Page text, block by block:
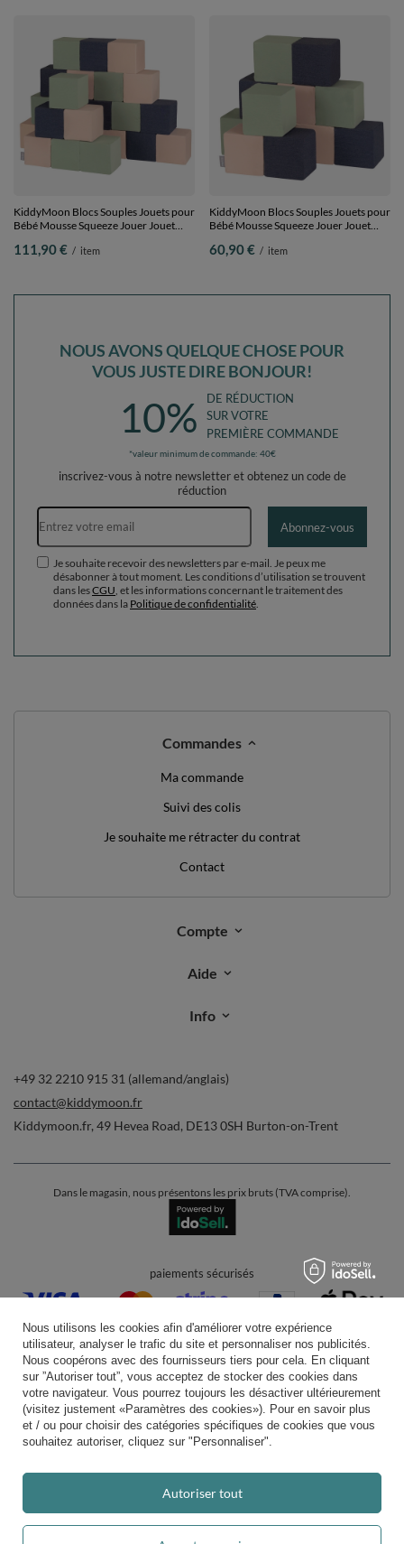
KiddyMoon Blocs Souples Jouets pour
Bébé Mousse Squeeze Jouer Jouet
24 Pieces
111,90 € / item
KiddyMoon Blocs Souples Jouets pour
Bébé Mousse Squeeze Jouer Jouet
12 Pieces
60,90 € / item
NOUS AVONS QUELQUE CHOSE POUR
VOUS JUSTE DIRE BONJOUR!
10%
DE RÉDUCTION
SUR VOTRE
PREMIÈRE COMMANDE
*valeur minimum de commande: 40€
inscrivez-vous à notre newsletter et obtenez un code de
réduction
Adresse e-mail
Abonnez-vous
Je souhaite recevoir des newsletters par e-mail. Je peux me
désabonner à tout moment. Les conditions d’utilisation se trouvent
dans lesCGU , et les informations concernant le traitement des
données dans la Politique de confidentialité
Commandes
Ma commande
Suivi des colis
Je souhaite me rétracter du contrat
Contact
Compte
Aide
Info
+49 32 2210 915 31 (allemand/anglais)
contact@kiddymoon.fr
Kiddymoon.fr, 49 Hevea Road, DE13 0SH Burton-on-Trent
Dans le magasin, nous présentons les prix bruts (TVA comprise).
paiements sécurisés
livraison pratique
vous pouvez nous faire confiance
Nous utilisons les cookies afin d'améliorer votre expérience
utilisateur, analyser le trafic du site et personnaliser nos publicités.
Nous coopérons avec des fournisseurs tiers pour cela. En cliquant
sur ”Autoriser tout”, vous acceptez de stocker des cookies dans
votre navigateur. Vous pourrez toujours les désactiver ultérieurement
(visitez justement «Paramètres des cookies»). Pour en savoir plus
et / ou pour choisir des catégories spécifiques de cookies que vous
souhaitez autoriser, cliquez sur "Personnaliser".
Autoriser tout